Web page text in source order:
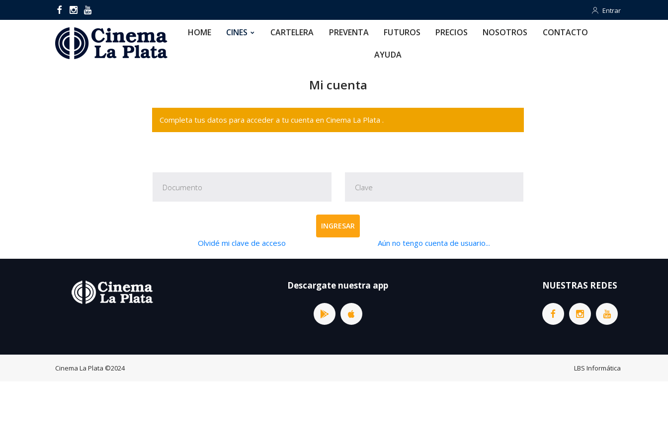
Entrar
Entrar
HOME CINES CARTELERA PREVENTA FUTUROS PRECIOS NOSOTROS CONTACTO
AYUDA
Mi cuenta
Completa tus datos para acceder a tu cuenta en Cinema La Plata .
INGRESAR
Olvidé mi clave de acceso Aún no tengo cuenta de usuario...
Descargate nuestra app NUESTRAS REDES
Cinema La Plata ©2024 LBS Informática